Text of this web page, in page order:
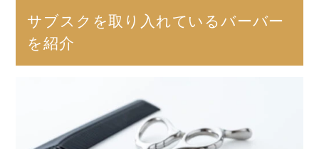
サブスクを取り入れているバーバー
を紹介